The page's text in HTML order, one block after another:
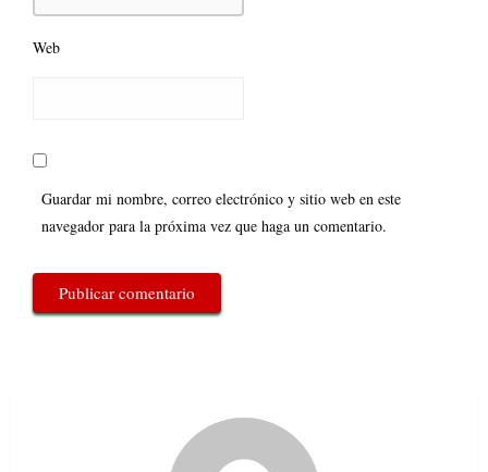
Web
Guardar mi nombre, correo electrónico y sitio web en este
navegador para la próxima vez que haga un comentario.